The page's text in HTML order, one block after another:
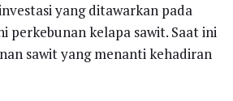
yang ditawarkan pada
perkebunan kelapa sawit. Saat ini
sawit yang menanti kehadiran